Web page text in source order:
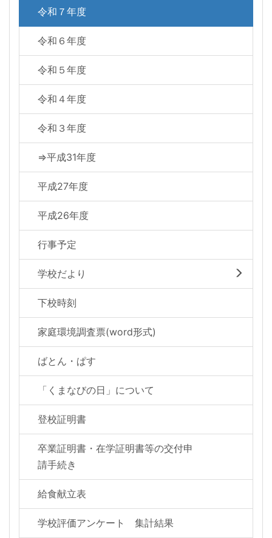
令和７年度
令和６年度
令和５年度
令和４年度
令和３年度
⇒平成31年度
平成27年度
平成26年度
行事予定
学校だより
下校時刻
家庭環境調査票(word形式)
ばとん・ぱす
「くまなびの日」について
登校証明書
卒業証明書・在学証明書等の交付申
請手続き
給食献立表
学校評価アンケート 集計結果